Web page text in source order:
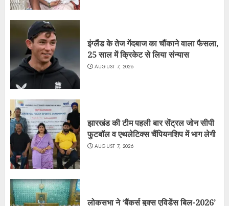
इंग्लैंड के तेज गेंदबाज का चौंकाने वाला फैसला,
25 साल में क्रिकेट से लिया संन्यास
AUGUST 7, 2026
झारखंड की टीम पहली बार सेंट्रल जोन सीपी
फुटबॉल व एथलेटिक्स चैंपियनशिप में भाग लेगी
AUGUST 7, 2026
लोकसभा ने ‘बैंकर्स बुक्स एविडेंस बिल-2026’